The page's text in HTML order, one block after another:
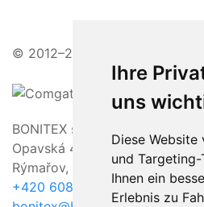
Ihre
uns
Diese
und
Ihnen ein
Erlebnis zu
© 2012–2026 | Attraktive
BONITEX sro
Opavská 463/23,
Rýmařov, 795 01
+420 608 011 118